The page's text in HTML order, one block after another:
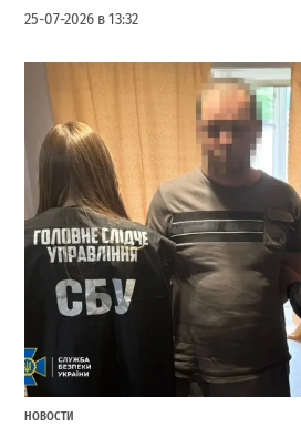
25-07-2026 в 13:32
НОВОСТИ